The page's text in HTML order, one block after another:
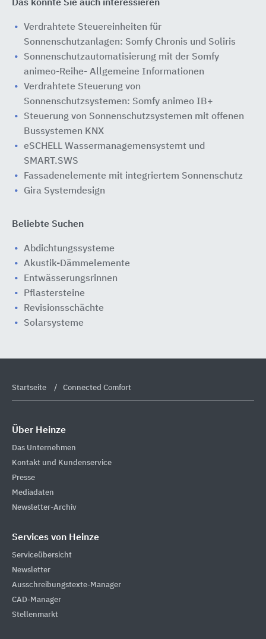
Das könnte Sie auch interessieren
Verdrahtete Steuereinheiten für
Sonnenschutzanlagen: Somfy Chronis und Soliris
Sonnenschutzautomatisierung mit der Somfy
animeo-Reihe- Allgemeine Informationen
Verdrahtete Steuerung von
Sonnenschutzsystemen: Somfy animeo IB+
Steuerung von Sonnenschutzsystemen mit offenen
Bussystemen KNX
eSCHELL Wassermanagemensystemt und
SMART.SWS
Fassadenelemente mit integriertem Sonnenschutz
Gira Systemdesign
Beliebte Suchen
Abdichtungssysteme
Akustik-Dämmelemente
Entwässerungsrinnen
Pflastersteine
Revisionsschächte
Solarsysteme
Startseite Connected Comfort
Über Heinze
Das Unternehmen
Kontakt und Kundenservice
Presse
Mediadaten
Newsletter-Archiv
Services von Heinze
Serviceübersicht
Newsletter
Ausschreibungstexte-Manager
CAD-Manager
Stellenmarkt